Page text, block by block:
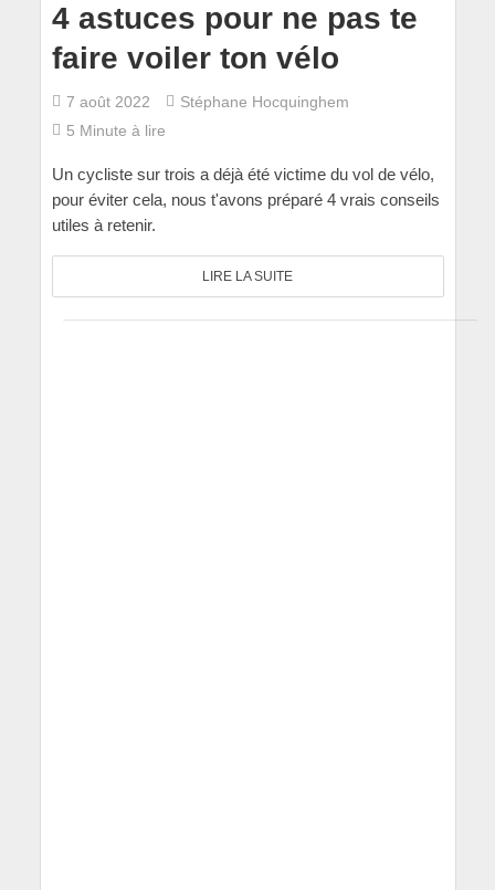
4 astuces pour ne pas te
faire voiler ton vélo
7 août 2022
Stéphane Hocquinghem
5 Minute à lire
Un cycliste sur trois a déjà été victime du vol de vélo,
pour éviter cela, nous t'avons préparé 4 vrais conseils
utiles à retenir.
LIRE LA SUITE